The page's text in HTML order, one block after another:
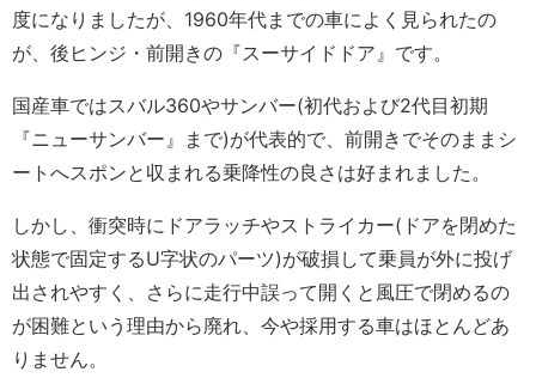
度になりましたが、1960年代までの車によく見られたの
が、後ヒンジ・前開きの『スーサイドドア』です。
国産車ではスバル360やサンバー(初代および2代目初期
『ニューサンバー』まで)が代表的で、前開きでそのままシ
ートへスポンと収まれる乗降性の良さは好まれました。
しかし、衝突時にドアラッチやストライカー(ドアを閉めた
状態で固定するU字状のパーツ)が破損して乗員が外に投げ
出されやすく、さらに走行中誤って開くと風圧で閉めるの
が困難という理由から廃れ、今や採用する車はほとんどあ
りません。